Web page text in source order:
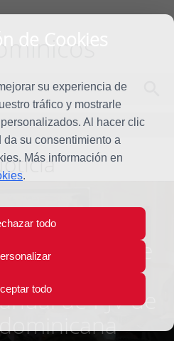
de Cookies
su experiencia de
tráfico y mostrarle
Al hacer clic
da su consentimiento a
Más información en
.
todo
todo
dominicos de
reúnen en el
de PJV de